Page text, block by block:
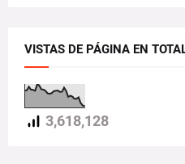
VISTAS DE PÁGINA EN
3,618,128